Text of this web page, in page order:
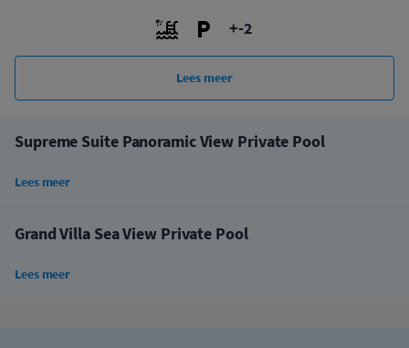
+-2
Lees meer
Supreme Suite Panoramic View Private Pool
Lees meer
Grand Villa Sea View Private Pool
Lees meer